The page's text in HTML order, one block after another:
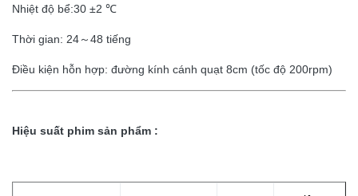
Nhiệt độ bể:30 ±2 ℃
Thời gian: 24～48 tiếng
Điều kiện hỗn hợp: đường kính cánh quạt 8cm (tốc độ 200rpm)
Hiệu suất phim sản phẩm :